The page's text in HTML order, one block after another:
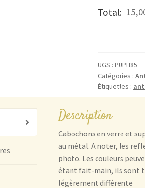
Total:
UGS : PUPH85
Catégories :
Étiquettes :
Description
Cabochons en verre et
au métal. A noter, les
photo. Les couleurs
étant fait-main, ils sont
légèrement différente